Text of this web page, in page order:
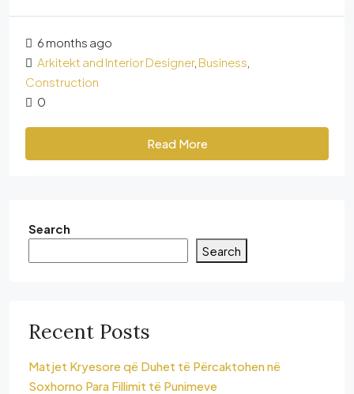
6 months ago
Arkitekt and Interior Designer, Business
Construction
0
Read More
Search
Search
Recent Posts
Matjet Kryesore që Duhet të Përcaktohen në
Soxhorno Para Fillimit të Punimeve